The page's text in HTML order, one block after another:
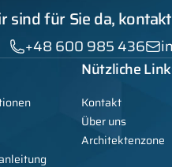
sind für Sie da,
+48 600 985 436
Nützliche
Kontakt
Über uns
Architektenzone